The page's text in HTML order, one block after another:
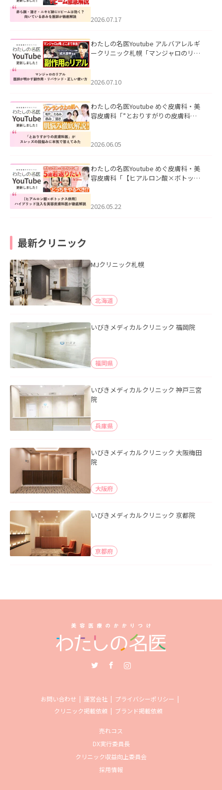
した。
2026.07.17
わたしの名医Youtube アルバアレルギ
ークリニック札幌「マンジャロのリア
た。
2026.07.10
わたしの名医Youtube めぐ皮膚科・美
容皮膚科「”とおりすがりの皮膚科
2026.06.05
わたしの名医Youtube めぐ皮膚科・美
容皮膚科「【ヒアルロン酸×ボトック
た。
2026.05.22
最新クリニック
MJクリニック札幌
北海道
いびきメディカルクリニック 福岡院
福岡県
いびきメディカルクリニック 神戸三宮
院
兵庫県
いびきメディカルクリニック 大阪梅田
院
大阪府
いびきメディカルクリニック 京都院
京都府
お問い合わせ 運営会社
プライバシーポリシー
クリニック掲載依頼
ブランド掲載依頼
売れコス
DX実行委員長
クリニック収益向上委員会
採用情報